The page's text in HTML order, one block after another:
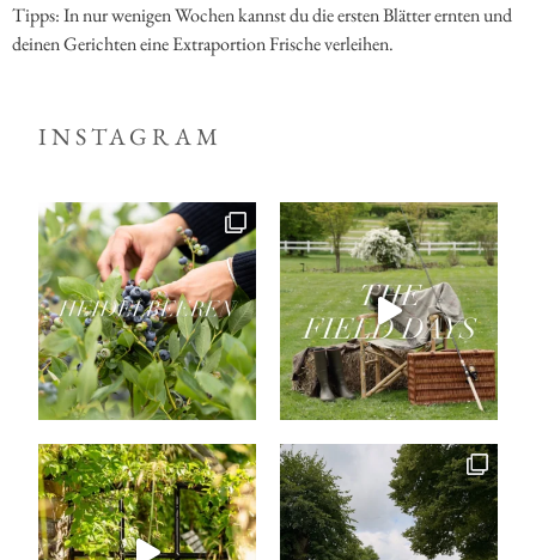
Tipps: In nur wenigen Wochen kannst du die ersten Blätter ernten und
deinen Gerichten eine Extraportion Frische verleihen.
INSTAGRAM